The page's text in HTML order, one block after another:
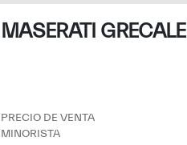
MASERATI GRECALE
PRECIO DE VENTA
MINORISTA